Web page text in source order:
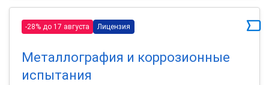
-28% до 17 августа Лицензия
Металлография и коррозионные
испытания